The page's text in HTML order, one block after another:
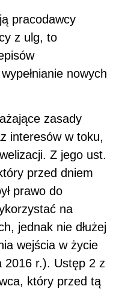
pracodawcy
z ulg, to
nowych
zasady
interesów w toku,
Z jego ust.
przed dniem
prawo do
na
jednak nie dłużej
wejścia w życie
2016 r.). Ustęp 2 z
który przed tą